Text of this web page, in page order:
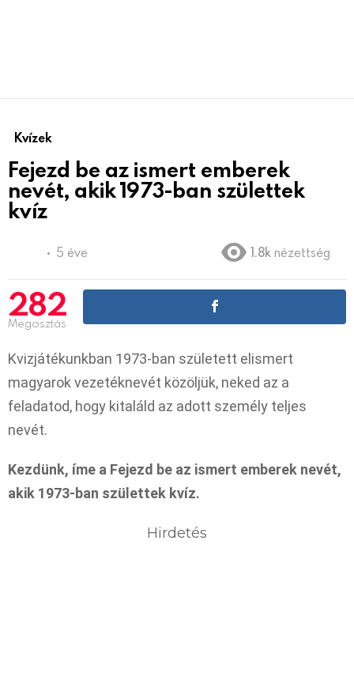
Kvízek
Fejezd be az ismert emberek
nevét, akik 1973-ban születtek
kvíz
5 éve 1.8k nézettség
282
Megosztás
Kvizjátékunkban 1973-ban született elismert
magyarok vezetéknevét közöljük, neked az a
feladatod, hogy kitaláld az adott személy teljes
nevét.
Kezdünk, íme a Fejezd be az ismert emberek nevét,
akik 1973-ban születtek kvíz.
Hirdetés